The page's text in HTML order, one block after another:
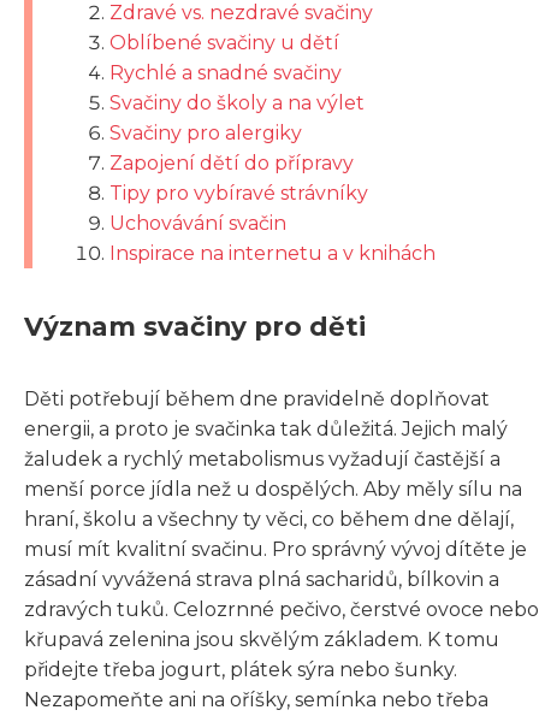
Zdravé vs. nezdravé svačiny
Oblíbené svačiny u dětí
Rychlé a snadné svačiny
Svačiny do školy a na výlet
Svačiny pro alergiky
Zapojení dětí do přípravy
Tipy pro vybíravé strávníky
Uchovávání svačin
Inspirace na internetu a v knihách
Význam svačiny pro děti
Děti potřebují během dne pravidelně doplňovat
energii, a proto je svačinka tak důležitá. Jejich malý
žaludek a rychlý metabolismus vyžadují častější a
menší porce jídla než u dospělých. Aby měly sílu na
hraní, školu a všechny ty věci, co během dne dělají,
musí mít kvalitní svačinu. Pro správný vývoj dítěte je
zásadní vyvážená strava plná sacharidů, bílkovin a
zdravých tuků. Celozrnné pečivo, čerstvé ovoce nebo
křupavá zelenina jsou skvělým základem. K tomu
přidejte třeba jogurt, plátek sýra nebo šunky.
Nezapomeňte ani na oříšky, semínka nebo třeba